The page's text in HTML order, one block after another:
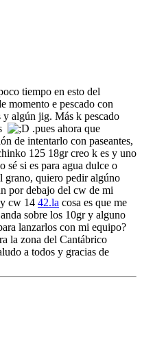
tiempo en esto del
momento e pescado con
algún jig. Más k pescado
.pues ahora que
de intentarlo con paseantes,
125 18gr creo k es y uno
si es para agua dulce o
grano, quiero pedir algúno
por debajo del cw de mi
cw 14 42.la cosa es que me
sobre los 10gr y alguno
lanzarlos con mi equipo?
la zona del Cantábrico
a todos y gracias de